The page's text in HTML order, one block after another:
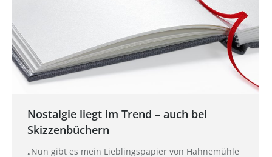
Nostalgie liegt im Trend – auch bei
Skizzenbüchern
„Nun gibt es mein Lieblingspapier von Hahnemühle